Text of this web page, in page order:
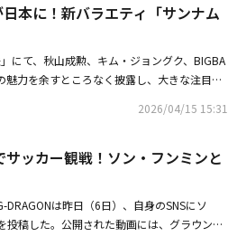
てあげなきゃ」と口にし、キム・ジョング
のステーキはマグロのような巨大な塊で提
ルだ」と感嘆。食事をしながら他の客とも交
LITEを見て涙を流した。キム・ジョングク
キム・ジョングクが「2013年生まれなのに
ファンに茶目っ気たっぷりの愛嬌を見せてな
のファンだった。彼はオーナーの告白
影に来たんだけど、ここの店のオーナーが君
い？」と電話を繋いだ。 SHIHOがビデオ
かしがって拒否。オーナーは秋山成勲に感謝
（現地時間）、アメリカの大型音楽フェス
スティバル（Coachella Valley Music and Art
露して話題を集めた。・BIGBANG、9年ぶ
ことが控えている」と電撃予告も・G-DRAG
ンミンとフィールドの上でハグWOW, FANT
뱅 https://t.co/durHjndPhi pic.twitter.com/L4
本に！新バラエティ「サンナム
にて、秋山成勲、キム・ジョングク、BIGBA
力を余すところなく披露し、大きな注目を
旅を描いた番組だ。韓国を代表する男の中の
レナリン全開のブロマンス（男同士の友情）
年団）のジョングクの人脈でコンサートに
報大使」として先端技術の普及に尽力して
ト（韓国の演歌）「ナルバキスン（Look at
マンスで注目を集めたD-LITEがタッグを組
2026/04/15 15:31
ッカー観戦！ソン・フンミンと
は昨日（6日）、自身のSNSにソ
稿した。公開された動画には、グラウンド